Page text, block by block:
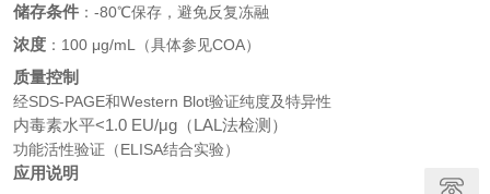
储存条件 ：-80℃保存，避免反复冻融
浓度 ：100 μg/mL（具体参见COA）
质量控制
经SDS-PAGE和Western Blot验证纯度及特异性
内毒素水平<1.0 EU/μg（LAL法检测）
功能活性验证（ELISA结合实验）
应用说明